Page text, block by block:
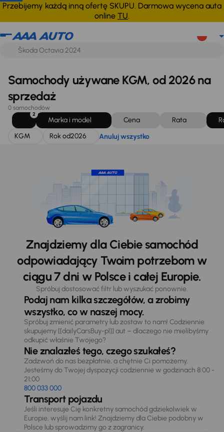
Przebijemy każdą inną ofertę SKUPU. Darmowa wycena auta
online TU.
KGM Rok od2026 Anuluj wszystko
Samochody używane KGM, od 2026 na
sprzedaż
0 samochodów
2
Marka i model Cena Rata
KGM
Rok od2026 Anuluj wszystko
Znajdziemy dla Ciebie samochód
odpowiadający Twoim potrzebom w
ciągu 7 dni w Polsce i całej Europie.
Spróbuj dostosować filtr lub wyszukać ponownie.
Podaj nam kilka szczegółów, a zrobimy
wszystko, co w naszej mocy.
Spróbuj zmienić parametry lub zostaw to nam! Codziennie
skupujemy [[dailyCarsBuy-pl]] aut – dlaczego nie mielibyśmy
odkupić właśnie Twojego?
Nie znalazłeś tego, czego szukałeś?
Zadzwoń do nas bezpłatnie, a chętnie Ci pomożemy.
Jesteśmy do Twojej dyspozycji codziennie w godzinach 8:00 -
21:00
800 033 000
Transport pojazdu
Jeśli interesuje Cię konkretny samochód gdziekolwiek w
Europie, wyślij nam link! Znajdziemy dla Ciebie podobny w
Polsce lub sprowadzimy go z zagranicy.